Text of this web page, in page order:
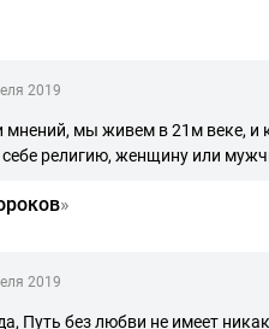
2019
мнений, мы живем в 21м веке,
религию, женщину или
»
2019
Путь без любви не имеет